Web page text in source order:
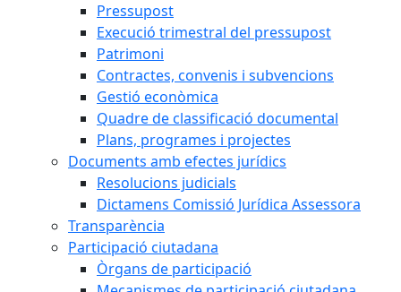
Pressupost
Execució trimestral del pressupost
Patrimoni
Contractes, convenis i subvencions
Gestió econòmica
Quadre de classificació documental
Plans, programes i projectes
Documents amb efectes jurídics
Resolucions judicials
Dictamens Comissió Jurídica Assessora
Transparència
Participació ciutadana
Òrgans de participació